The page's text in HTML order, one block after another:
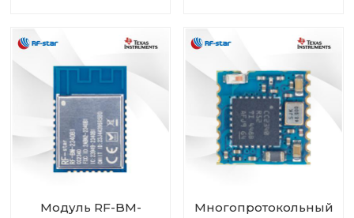
энергопотреблением
RF-BM-2340QB1
класса для
транспортных
средств
Модуль RF-BM-
Многопротокольный